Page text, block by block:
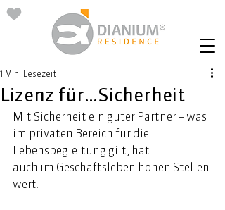
Lizenz für…Sicherheit
1 Min. Lesezeit
Mit Sicherheit ein guter Partner – was
im privaten Bereich für die
Lebensbegleitung gilt, hat
auch im Geschäftsleben hohen Stellen
wert.